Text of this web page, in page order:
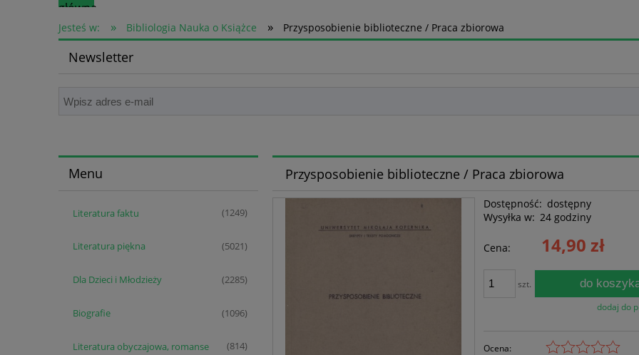
Skup książek
Jesteś w: » Bibliologia Nauka o Książce » Przysposobienie biblioteczne / Praca zbiorowa
Newsletter
Menu
Literatura faktu (1249)
Literatura piękna (5021)
Dla Dzieci i Młodzieży (2285)
Biografie (1096)
Literatura obyczajowa, romanse (814)
Przysposobienie biblioteczne / Praca zbiorowa
Dostępność: dostępny
Wysyłka w: 24 godziny
Cena: 14,90 zł
szt. do
dodaj do
Ocena: